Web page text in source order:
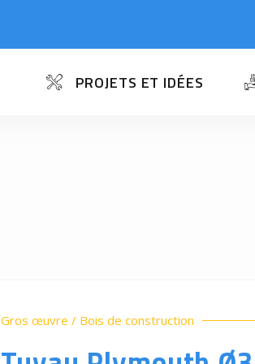
PROJETS ET IDÉES
Gros œuvre / Bois de construction